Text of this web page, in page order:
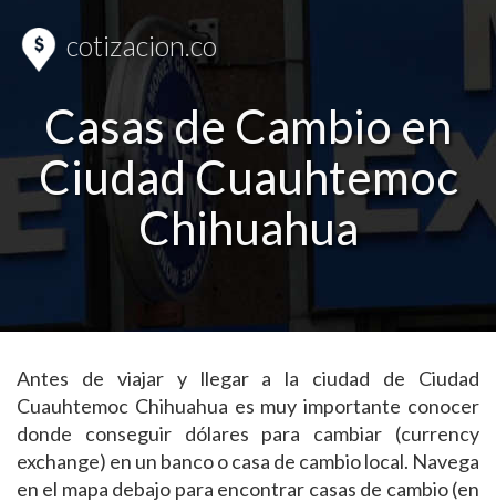
cotizacion.co
Casas de Cambio en
Ciudad Cuauhtemoc
Chihuahua
Antes de viajar y llegar a la ciudad de Ciudad
Cuauhtemoc Chihuahua es muy importante conocer
donde conseguir dólares para cambiar (currency
exchange) en un banco o casa de cambio local. Navega
en el mapa debajo para encontrar casas de cambio (en